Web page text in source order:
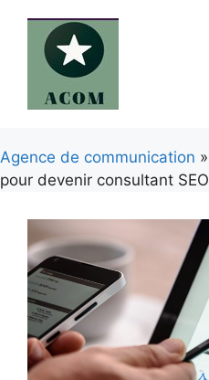
contenu
Agence de communication »
pour devenir consultant SEO